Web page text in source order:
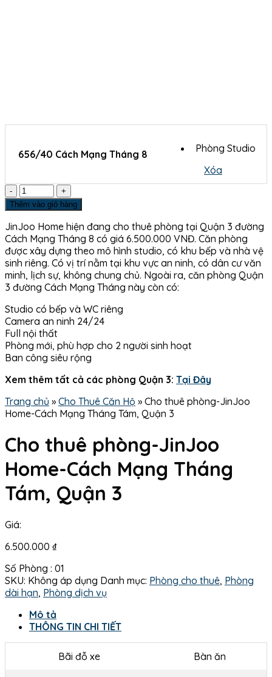
656/40 Cách Mạng Tháng 8
Phòng Studio
Xóa
Số
lượng
Thêm vào giỏ hàng
JinJoo Home hiện đang cho thuê phòng tại Quận 3 đường
Cách Mạng Tháng 8 có giá 6.500.000 VNĐ. Căn phòng
được xây dựng theo mô hình studio, có khu bếp và nhà vệ
sinh riêng. Có vị trí nằm tại khu vực an ninh, có dân cư văn
minh, lịch sự, không chung chủ. Ngoài ra, căn phòng Quận
3 đường Cách Mạng Tháng này còn có:
Studio có bếp và WC riêng
Camera an ninh 24/24
Full nội thất
Phòng mới, phù hợp cho 2 người sinh hoạt
Ban công siêu rộng
Xem thêm tất cả các phòng Quận 3: Tại Đây
Trang chủ » Cho Thuê Căn Hộ » Cho thuê phòng-JinJoo
Home-Cách Mạng Tháng Tám, Quận 3
Cho thuê phòng-JinJoo
Home-Cách Mạng Tháng
Tám, Quận 3
Giá:
6.500.000 ₫
Số Phòng : 01
SKU: Không áp dụng Danh mục: Phòng cho thuê, Phòng
dài hạn, Phòng dịch vụ
Mô tả
THÔNG TIN CHI TIẾT
Bãi đỗ xe Bàn ăn